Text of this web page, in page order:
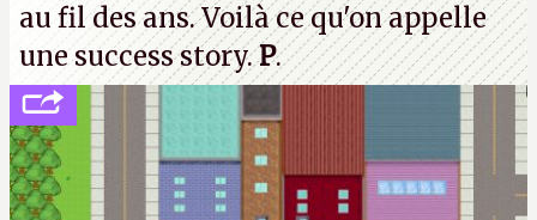
au fil des ans. Voilà ce qu'on appelle
une success story.P.